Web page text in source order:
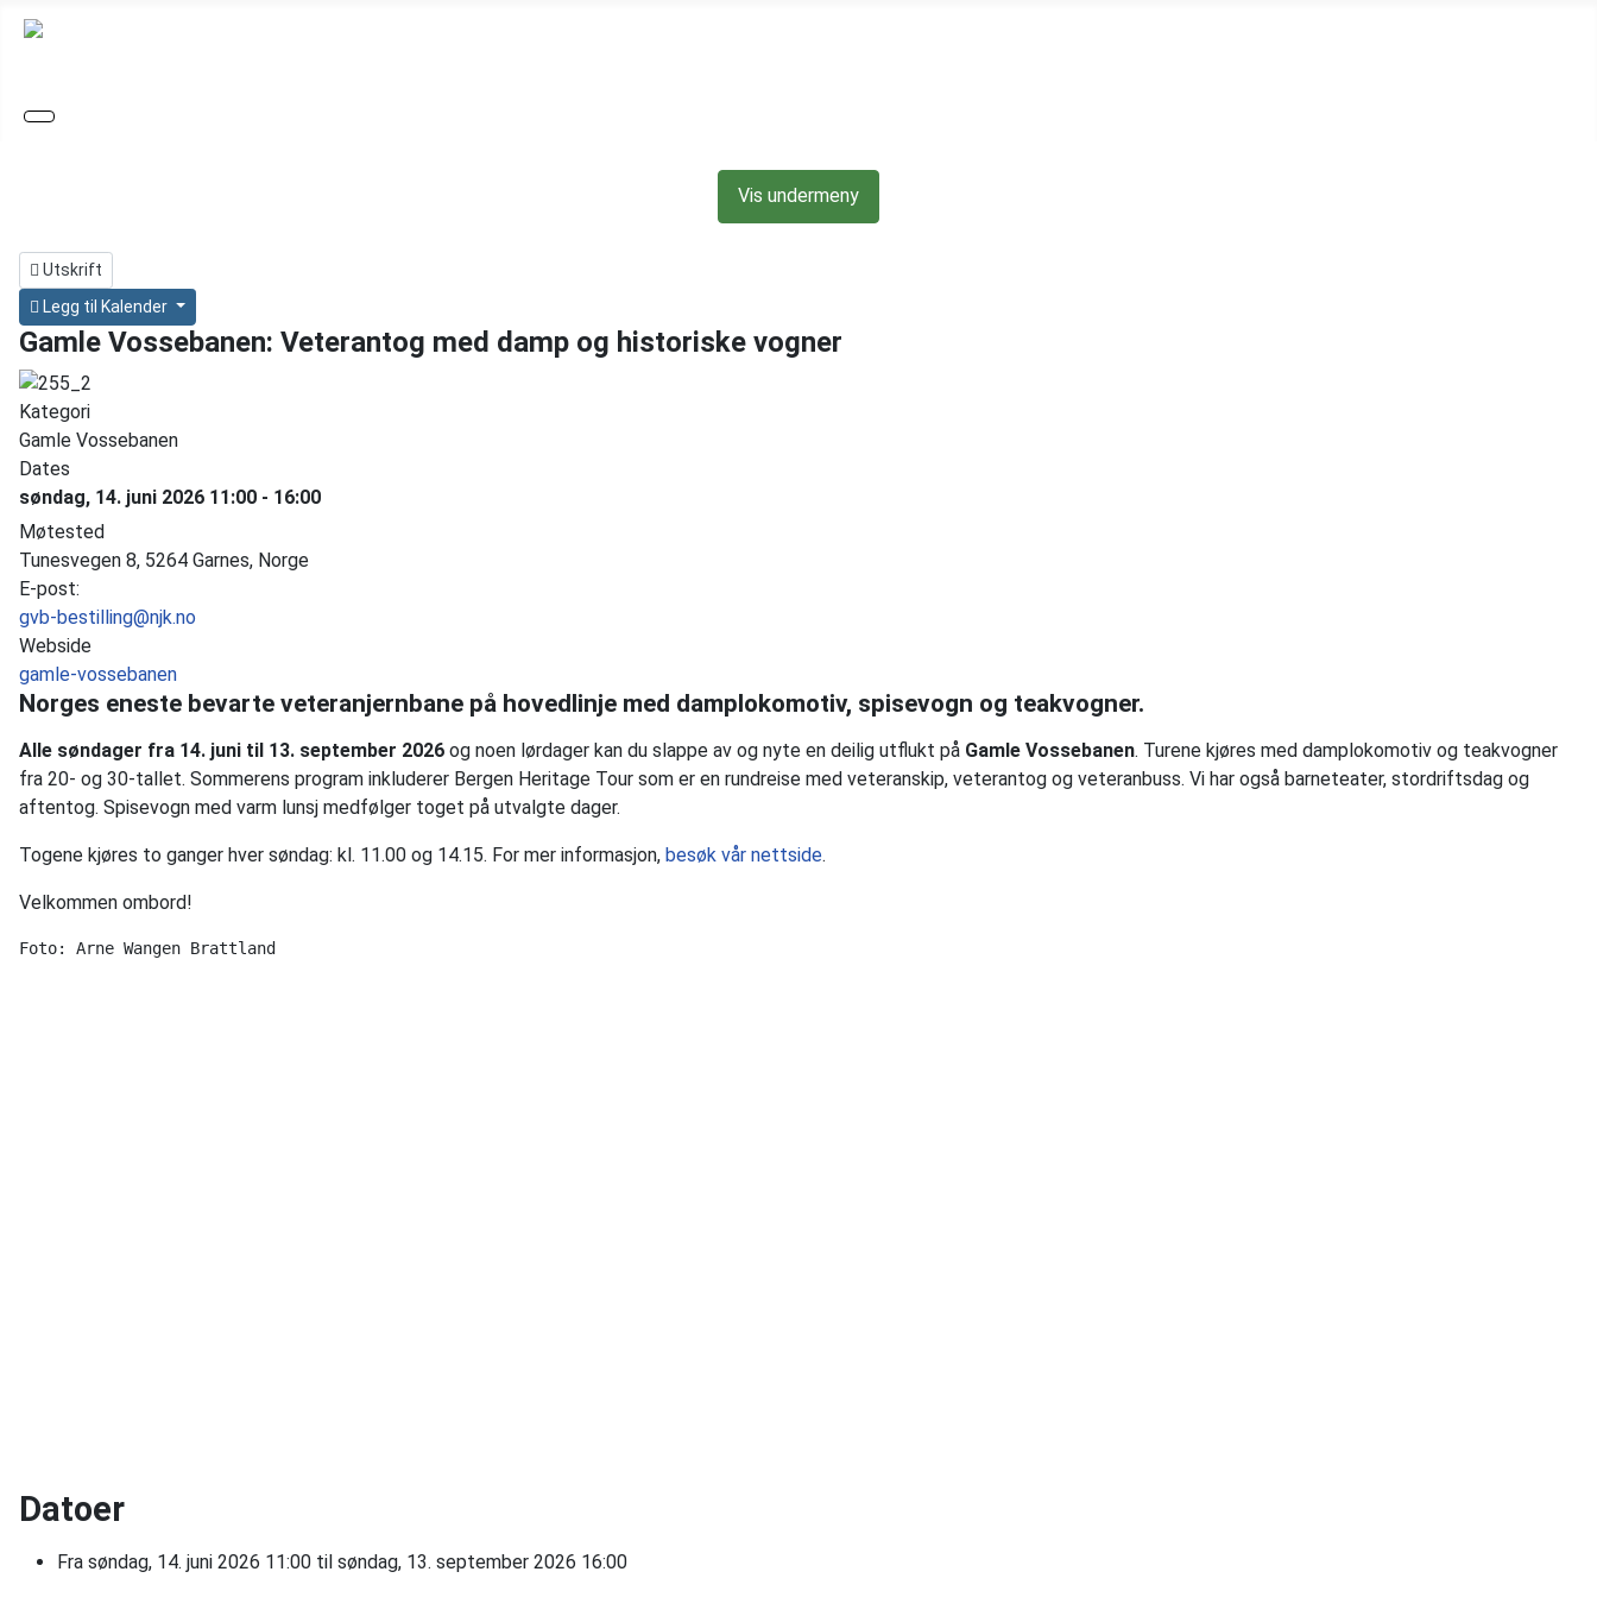
Vis undermeny
Utskrift
Legg til Kalender
Gamle Vossebanen: Veterantog med damp og historiske vogner
Kategori
Gamle Vossebanen
Dates
søndag, 14. juni 2026 11:00 - 16:00
Møtested
Tunesvegen 8, 5264 Garnes, Norge
E-post:
gvb-bestilling@njk.no
Webside
gamle-vossebanen
Norges eneste bevarte veteranjernbane på hovedlinje med damplokomotiv, spisevogn og teakvogner.
Alle søndager fra 14. juni til 13. september 2026 og noen lørdager kan du slappe av og nyte en deilig utflukt på Gamle Vossebanen. Turene kjøres med damplokomotiv og teakvogner
fra 20- og 30-tallet. Sommerens program inkluderer Bergen Heritage Tour som er en rundreise med veteranskip, veterantog og veteranbuss. Vi har også barneteater, stordriftsdag og
aftentog. Spisevogn med varm lunsj medfølger toget på utvalgte dager.
Togene kjøres to ganger hver søndag: kl. 11.00 og 14.15. For mer informasjon, besøk vår nettside.
Velkommen ombord!
Foto: Arne Wangen Brattland
Datoer
Fra søndag, 14. juni 2026 11:00 til søndag, 13. september 2026 16:00